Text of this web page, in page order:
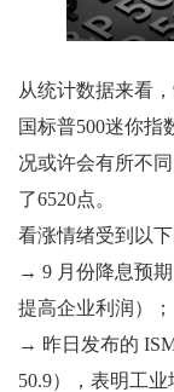
从统计数据来看
国标普500迷你指
况或许会有所不
了6520点。
看涨情绪受到以下
→ 9 月份降息预
提高企业利润）；
→ 昨日发布的
50.9），表明工业